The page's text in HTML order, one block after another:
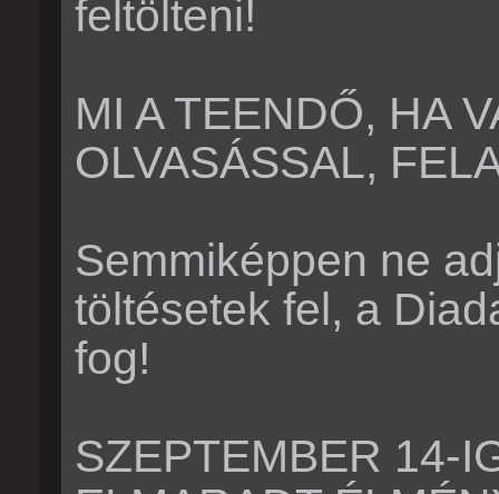
feltölteni!
MI A TEENDŐ, HA
OLVASÁSSAL,
Semmiképpen ne
töltésetek fel, a
fog!
SZEPTEMBER 14-